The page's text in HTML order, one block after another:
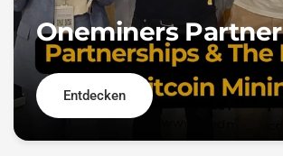
Oneminers Partner
Entdecken